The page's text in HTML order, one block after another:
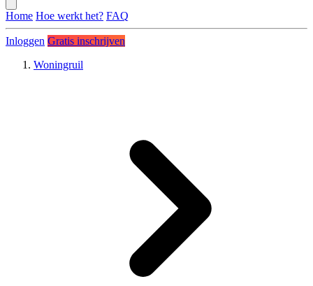
Home Hoe werkt het? FAQ
Inloggen Gratis inschrijven
Woningruil